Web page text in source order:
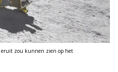
eruit zou kunnen zien op het